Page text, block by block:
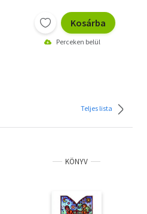
Kosárba
Perceken belül
Teljes lista
KÖNYV